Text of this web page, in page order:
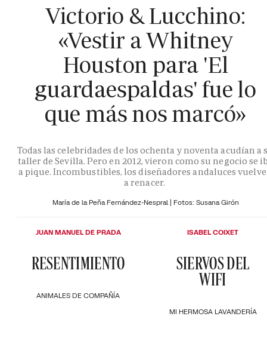
Victorio & Lucchino:
«Vestir a Whitney
Houston para 'El
guardaespaldas' fue lo
que más nos marcó»
Todas las celebridades de los ochenta y noventa acudían a
taller de Sevilla. Pero en 2012, vieron como su negocio se
a pique. Incombustibles, los diseñadores andaluces
a renacer.
María de la Peña Fernández-Nespral | Fotos: Susana Girón
ANIMALES DE COMPAÑÍA
RESENTIMIENTO
JUAN MANUEL DE PRADA
MI HERMOSA LAVANDERÍA
SIERVOS DEL
WIFI
ISABEL COIXET